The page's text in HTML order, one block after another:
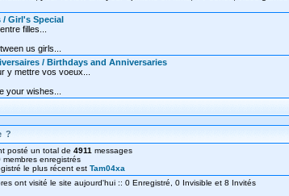
/ Girl's Special
filles...
us girls...
/ Birthdays and Anniversaries
y mettre vos voeux...
your wishes...
?
posté un total de 4911 messages
membres enregistrés
le plus récent est Tam04xa
ont visité le site aujourd'hui :: 0 Enregistré, 0 Invisible et 8 Invités